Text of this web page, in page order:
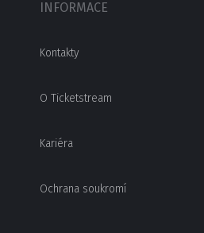
INFORMACE
Kontakty
O Ticketstream
Kariéra
Ochrana soukromí